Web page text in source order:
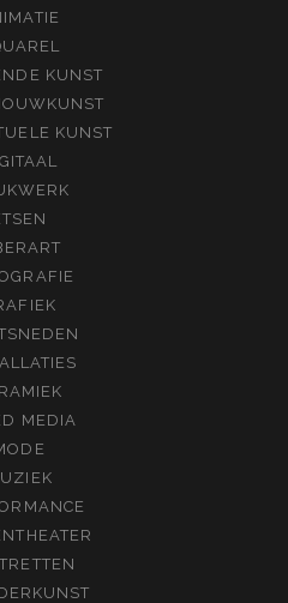
KUNST
KUNST
MEDIA